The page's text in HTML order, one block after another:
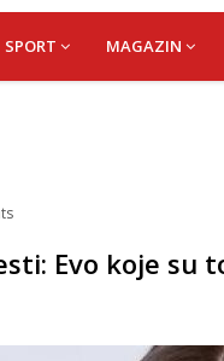
Nezvanično,
SPORT MAGAZIN
Evo koje su